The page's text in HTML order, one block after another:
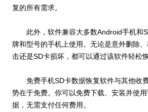
复的所有需求。
此外，软件兼容大多数Android手机和
牌和型号的手机上使用。无论是意外删除
击还是SD卡损坏，都可以通过该软件轻松
免费手机SD卡数据恢复软件与其他收
势在于免费。你可以免费下载、安装并使
据，无需支付任何费用。